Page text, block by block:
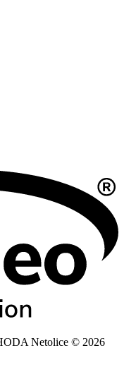
Netolice © 2026